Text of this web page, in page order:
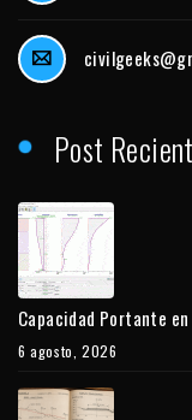
Post
Capacidad Portante en
6 agosto, 2026